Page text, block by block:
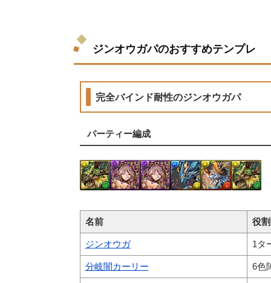
ジンオウガパのおすすめテンプレ
完全バインド耐性のジンオウガパ
パーティー編成
名前 役割
ジンオウガ 1タ
分岐闇カーリー 6色